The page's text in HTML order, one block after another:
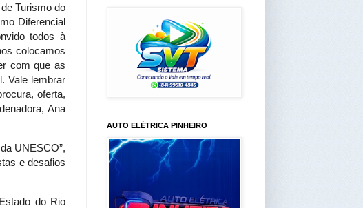
Turismo do
Diferencial
todos à
colocamos
com que as
Vale lembrar
oferta,
Ana
UNESCO”,
e desafios
do Rio
AUTO ELÉTRICA PINHEIRO